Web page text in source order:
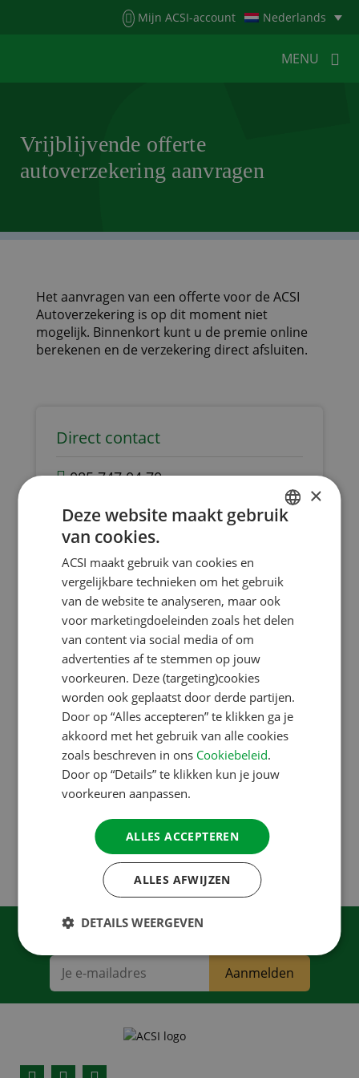
Mijn ACSI-account Nederlands
MENU
HOME VOOR KAMPEERDERS
ACSI WEBSHOP WERKEN BIJ ACSI
Vrijblijvende offerte
autoverzekering aanvragen
Het aanvragen van een offerte voor de ACSI
Autoverzekering is op dit moment niet
mogelijk. Binnenkort kunt u de premie online
berekenen en de verzekering direct afsluiten.
Direct contact
085 747 04 70
Stuur een e-mail
Terugbelafspraak
Laat uw gegevens achter, dan bellen we
u binnen 2 werkdagen terug.
Bel mij terug
Heeft u vragen?
Wij beantwoorden ze graag.Kies hier op welke
Aanmelden
FRENCH
GERMAN
SPANISH
SWEDISH
×
Deze website maakt gebruik
van cookies.
ACSI maakt gebruik van cookies en
vergelijkbare technieken om het gebruik
van de website te analyseren, maar ook
voor marketingdoeleinden zoals het delen
van content via social media of om
advertenties af te stemmen op jouw
voorkeuren. Deze (targeting)cookies
worden ook geplaatst door derde partijen.
Door op “Alles accepteren” te klikken ga je
akkoord met het gebruik van alle cookies
zoals beschreven in ons Cookiebeleid.
Door op “Details” te klikken kun je jouw
voorkeuren aanpassen.
ALLES ACCEPTEREN
ALLES AFWIJZEN
DETAILS WEERGEVEN